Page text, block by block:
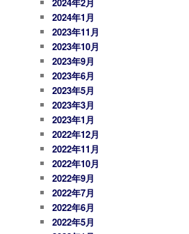
2024年2月
2024年1月
2023年11月
2023年10月
2023年9月
2023年6月
2023年5月
2023年3月
2023年1月
2022年12月
2022年11月
2022年10月
2022年9月
2022年7月
2022年6月
2022年5月